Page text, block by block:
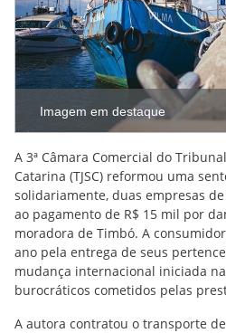
Imagem em destaque
A 3ª Câmara Comercial do
Catarina (TJSC) reformou uma
solidariamente, duas empresas
ao pagamento de R$ 15 mil por
moradora de Timbó. A
ano pela entrega de seus
mudança internacional iniciada
burocráticos cometidos pelas
A autora contratou o transporte